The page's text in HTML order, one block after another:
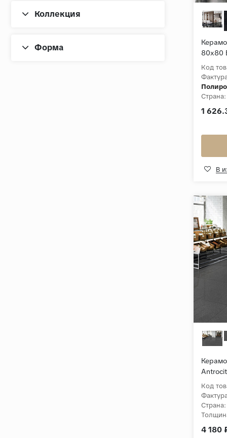
Белый
Коллекция
Форма
80x80
Код
Страна:
1
В
Код
Страна:
4 180